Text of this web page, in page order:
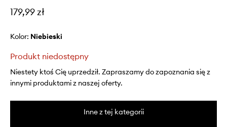
179,99 zł
Kolor: niebieski
Produkt niedostępny
Niestety ktoś Cię uprzedził. Zapraszamy do zapoznania się z
innymi produktami z naszej oferty.
Inne z tej kategorii